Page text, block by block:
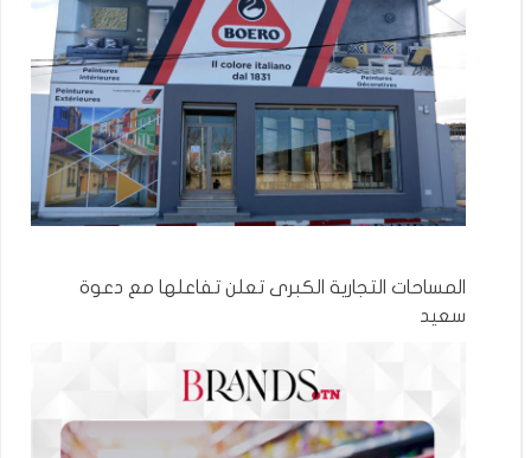
المساحات التجارية الكبرى تعلن تفاعلها مع دعوة
سعيد